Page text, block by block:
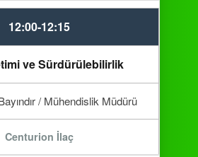
12:00-12:15
ve Sürdürülebilirlik
/ Mühendislik Müdürü
Centurion İlaç